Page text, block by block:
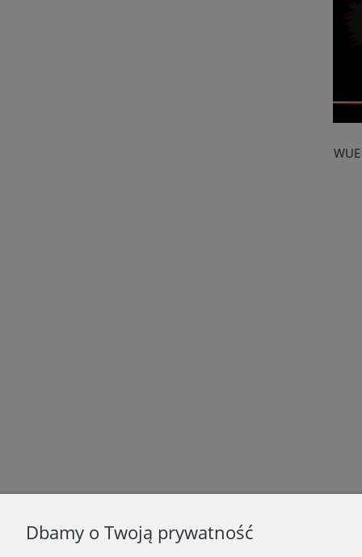
Dbamy o Twoją prywatność